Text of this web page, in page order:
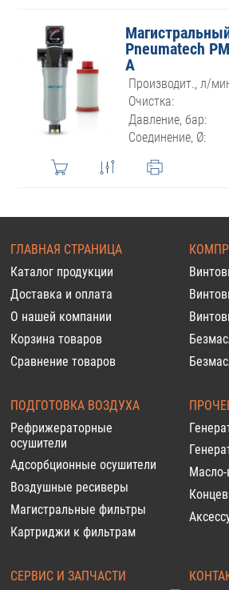
Pneumatech
A
Производит., л/
Очистка:
Давление, бар:
Соединение, Ø:
ГЛАВНАЯ СТРАНИЦА
Каталог продукции
Доставка и оплата
О нашей компании
Корзина товаров
Сравнение товаров
ПОДГОТОВКА ВОЗДУХА
Рефрижераторные
осушители
Адсорбционные осушители
Воздушные ресиверы
Магистральные фильтры
Картриджи к фильтрам
СЕРВИС И ЗАПЧАСТИ